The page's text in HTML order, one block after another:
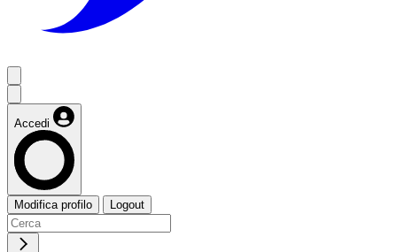
Accedi
Modifica profilo Logout